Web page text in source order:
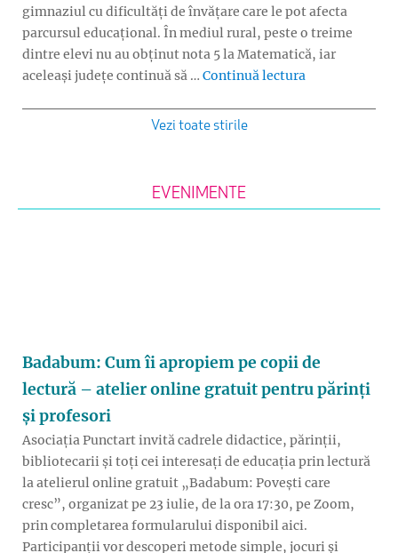
gimnaziul cu dificultăți de învățare care le pot afecta
parcursul educațional. În mediul rural, peste o treime
dintre elevi nu au obținut nota 5 la Matematică, iar
aceleași județe continuă să … Continuă lectura
Vezi toate stirile
EVENIMENTE
Badabum: Cum îi apropiem pe copii de
lectură – atelier online gratuit pentru părinți
și profesori
Asociația Punctart invită cadrele didactice, părinții,
bibliotecarii și toți cei interesați de educația prin lectură
la atelierul online gratuit „Badabum: Povești care
cresc”, organizat pe 23 iulie, de la ora 17:30, pe Zoom,
prin completarea formularului disponibil aici.
Participanții vor descoperi metode simple, jocuri și